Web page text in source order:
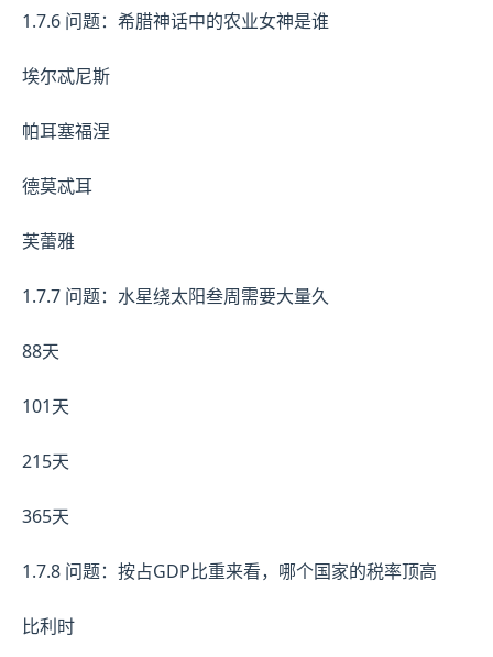
1.7.6 问题：希腊神话中的农业女神是谁
埃尔忒尼斯
帕耳塞福涅
德莫忒耳
芙蕾雅
1.7.7 问题：水星绕太阳叁周需要大量久
88天
101天
215天
365天
1.7.8 问题：按占GDP比重来看，哪个国家的税率顶高
比利时